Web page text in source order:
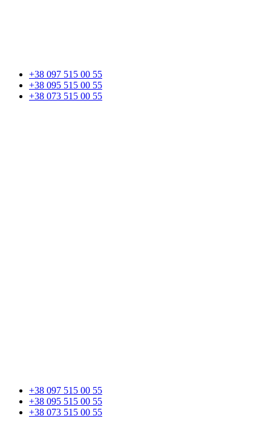
+38 097 515 00 55
+38 095 515 00 55
+38 073 515 00 55
+38 097 515 00 55
+38 095 515 00 55
+38 073 515 00 55